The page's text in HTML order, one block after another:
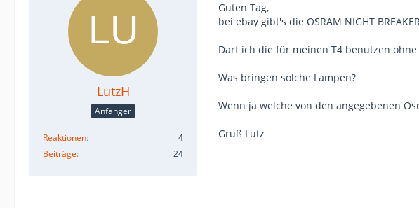
LutzH
Anfänger
Reaktionen
4
Beiträge
24
Guten Tag,
bei ebay gibt's die OSRAM NIGHT
Darf ich die für meinen T4 benutzen
Was bringen solche Lampen?
Wenn ja welche von den angegebenen
Gruß Lutz